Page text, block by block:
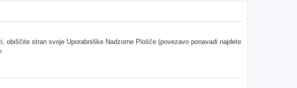
stran svoje Uporabniške Nadzorne Plošče (povezavo ponavadi najdete